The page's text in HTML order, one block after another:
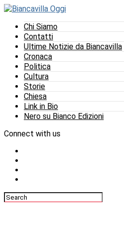
Chi Siamo
Contatti
Ultime Notizie da Biancavilla
Cronaca
Politica
Cultura
Storie
Chiesa
Link in Bio
Nero su Bianco Edizioni
Connect with us